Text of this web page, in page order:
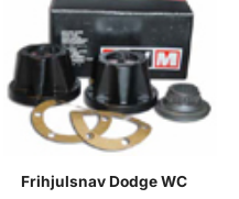
Frihjulsnav Dodge WC